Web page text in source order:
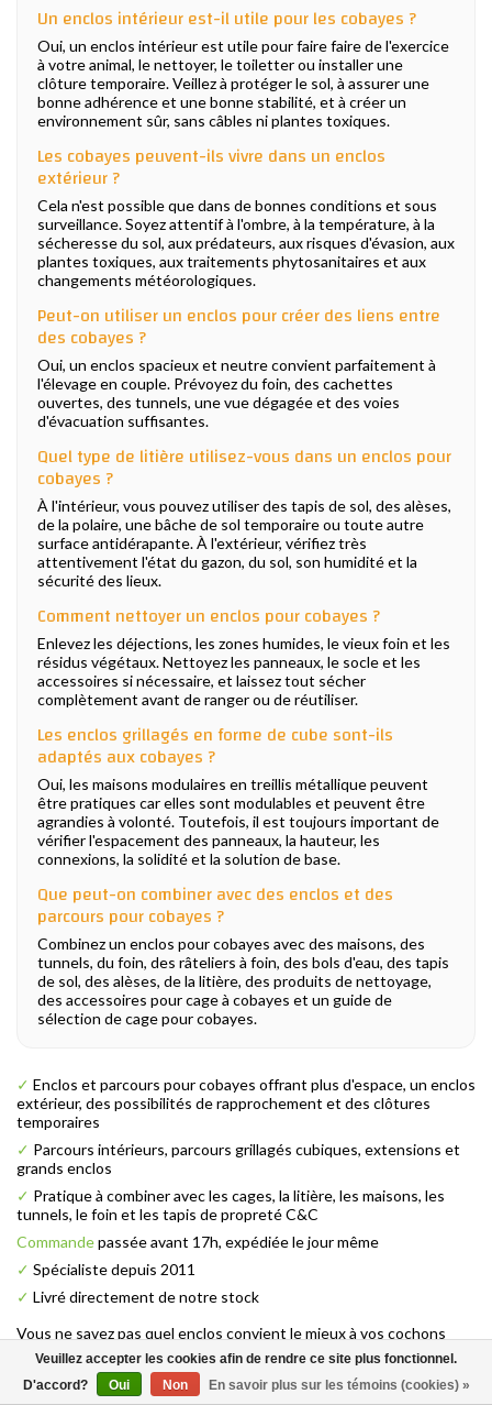
Un enclos intérieur est-il utile pour les cobayes ?
Oui, un enclos intérieur est utile pour faire faire de l'exercice
à votre animal, le nettoyer, le toiletter ou installer une
clôture temporaire. Veillez à protéger le sol, à assurer une
bonne adhérence et une bonne stabilité, et à créer un
environnement sûr, sans câbles ni plantes toxiques.
Les cobayes peuvent-ils vivre dans un enclos
extérieur ?
Cela n'est possible que dans de bonnes conditions et sous
surveillance. Soyez attentif à l'ombre, à la température, à la
sécheresse du sol, aux prédateurs, aux risques d'évasion, aux
plantes toxiques, aux traitements phytosanitaires et aux
changements météorologiques.
Peut-on utiliser un enclos pour créer des liens entre
des cobayes ?
Oui, un enclos spacieux et neutre convient parfaitement à
l'élevage en couple. Prévoyez du foin, des cachettes
ouvertes, des tunnels, une vue dégagée et des voies
d'évacuation suffisantes.
Quel type de litière utilisez-vous dans un enclos pour
cobayes ?
À l'intérieur, vous pouvez utiliser des tapis de sol, des alèses,
de la polaire, une bâche de sol temporaire ou toute autre
surface antidérapante. À l'extérieur, vérifiez très
attentivement l'état du gazon, du sol, son humidité et la
sécurité des lieux.
Comment nettoyer un enclos pour cobayes ?
Enlevez les déjections, les zones humides, le vieux foin et les
résidus végétaux. Nettoyez les panneaux, le socle et les
accessoires si nécessaire, et laissez tout sécher
complètement avant de ranger ou de réutiliser.
Les enclos grillagés en forme de cube sont-ils
adaptés aux cobayes ?
Oui, les maisons modulaires en treillis métallique peuvent
être pratiques car elles sont modulables et peuvent être
agrandies à volonté. Toutefois, il est toujours important de
vérifier l'espacement des panneaux, la hauteur, les
connexions, la solidité et la solution de base.
Que peut-on combiner avec des enclos et des
parcours pour cobayes ?
Combinez un enclos pour cobayes avec des maisons, des
tunnels, du foin, des râteliers à foin, des bols d'eau, des tapis
de sol, des alèses, de la litière, des produits de nettoyage,
des accessoires pour cage à cobayes et un guide de
sélection de cage pour cobayes.
✓ Enclos et parcours pour cobayes offrant plus d'espace, un enclos
extérieur, des possibilités de rapprochement et des clôtures
temporaires
✓ Parcours intérieurs, parcours grillagés cubiques, extensions et
grands enclos
✓ Pratique à combiner avec les cages, la litière, les maisons, les
tunnels, le foin et les tapis de propreté C&C
Commandepassée avant 17h, expédiée le jour même
✓ Spécialiste depuis 2011
✓ Livré directement de notre stock
Vous ne savez pas quel enclos convient le mieux à vos cochons
d'Inde et à votre situation ? N'hésitez pas à nous contacter via
page de contact. Nous serons ravis de vous aider à choisir.
Veuillez accepter les cookies afin de rendre ce site plus fonctionnel.
D'accord?
Oui Non En savoir plus sur les témoins (cookies) »